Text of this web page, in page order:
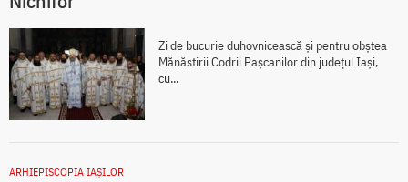
Zi de bucurie duhovnicească și pentru obștea
Mănăstirii Codrii Pașcanilor din județul Iași,
cu...
ARHIEPISCOPIA IAŞILOR